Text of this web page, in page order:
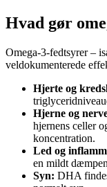
Hvad gør
Omega-3-fedtsyrer –
veldokumenterede
Hjerte og
Hjerne og
hjernens celler
koncentration.
Led og
en mildt
Syn: DHA